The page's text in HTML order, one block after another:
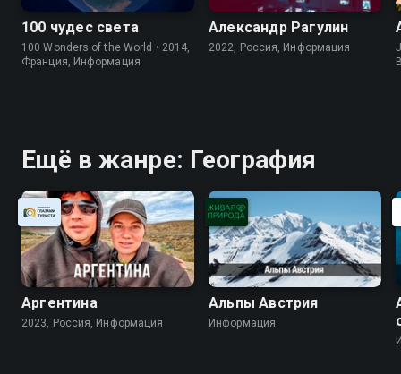
100 чудес света
100 Wonders of the World • 2014,
Франция, Информация
Александр Рагулин
2022, Россия, Информация
Ещё в жанре: География
Аргентина
2023, Россия, Информация
Альпы Австрия
Информация